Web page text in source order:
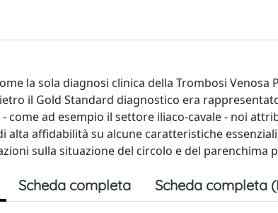
la sola diagnosi clinica della Trombosi
il Gold Standard diagnostico era
come ad esempio il settore iliaco-cavale - noi
alta affidabilità su alcune caratteristiche
sulla situazione del circolo e del
Scheda completa Scheda completa